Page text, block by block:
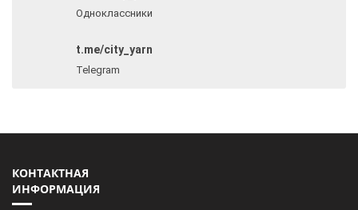
Одноклассники
t.me/city_yarn
Telegram
КОНТАКТНАЯ
ИНФОРМАЦИЯ